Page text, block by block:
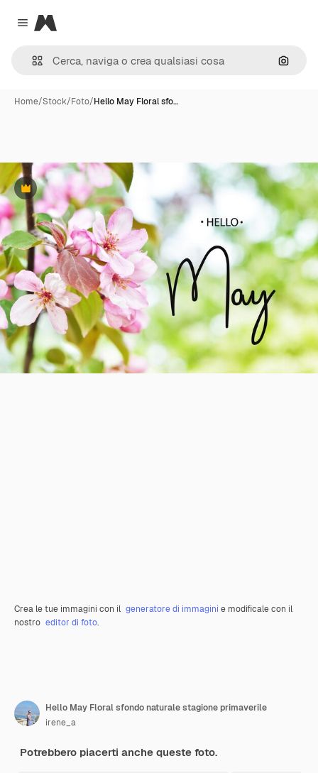
Close menu
Magnific
Cerca
Home/Stock/Foto/Hello May Floral sfo…
Premium
Crea le tue immagini con il generatore di immagini e modificale con il
nostro editor di foto.
Hello May Floral sfondo naturale stagione primaverile
irene_a
Potrebbero piacerti anche queste foto.